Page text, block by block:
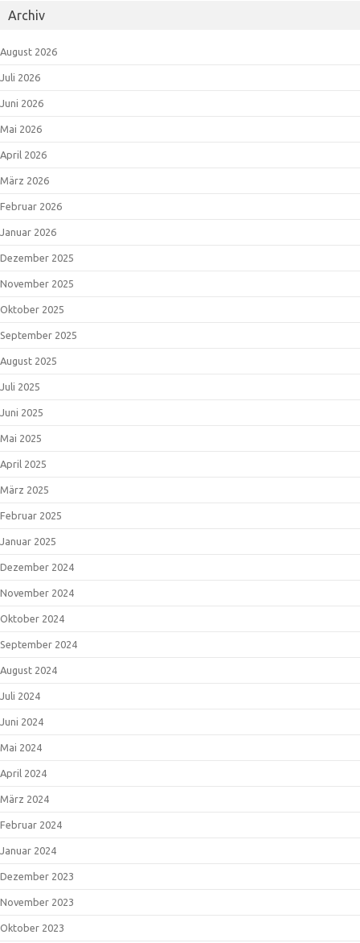
Archiv
August 2026
Juli 2026
Juni 2026
Mai 2026
April 2026
März 2026
Februar 2026
Januar 2026
Dezember 2025
November 2025
Oktober 2025
September 2025
August 2025
Juli 2025
Juni 2025
Mai 2025
April 2025
März 2025
Februar 2025
Januar 2025
Dezember 2024
November 2024
Oktober 2024
September 2024
August 2024
Juli 2024
Juni 2024
Mai 2024
April 2024
März 2024
Februar 2024
Januar 2024
Dezember 2023
November 2023
Oktober 2023